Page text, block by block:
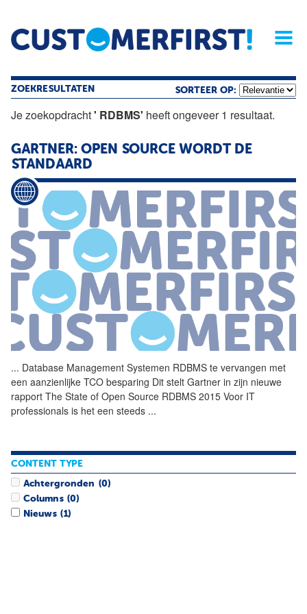
Home Opinie Archief
Magazine
ZOEKRESULTATEN SORTEER OP:
Je zoekopdracht' RDBMS' heeft ongeveer 1 resultaat.
GARTNER: OPEN SOURCE WORDT DE
STANDAARD
... Database Management Systemen RDBMS te vervangen met
een aanzienlijke TCO besparing Dit stelt Gartner in zijn nieuwe
rapport The State of Open Source RDBMS 2015 Voor IT
professionals is het een steeds ...
CONTENT TYPE
Achtergronden (0)
Columns (0)
Nieuws (1)